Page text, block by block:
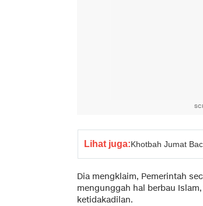
Lihat juga:Khotbah Jumat
Dia mengklaim, Pemerintah
mengunggah hal berbau
ketidakadilan.